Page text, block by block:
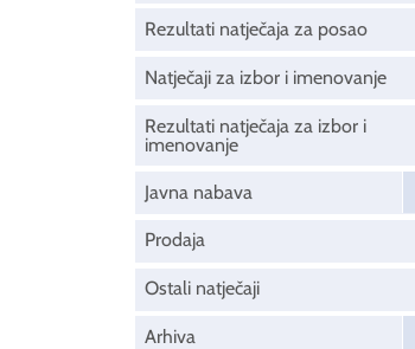
Rezultati natječaja za posao
Natječaji za izbor i imenovanje
Rezultati natječaja za izbor i
imenovanje
Javna nabava
Prodaja
Ostali natječaji
Arhiva